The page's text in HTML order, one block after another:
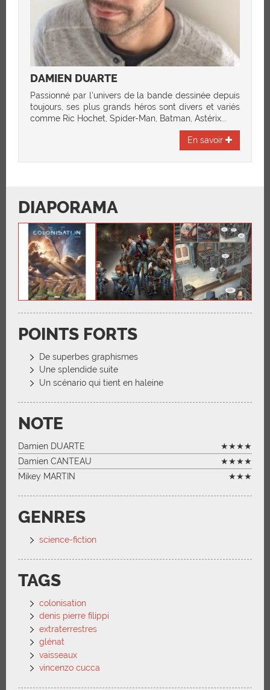
DAMIEN DUARTE
Passionné par l'univers de la bande dessinée depuis
toujours, ses plus grands héros sont divers et variés
comme Ric Hochet, Spider-Man, Batman, Astérix...
En savoir
DIAPORAMA
POINTS FORTS
De superbes graphismes
Une splendide suite
Un scénario qui tient en haleine
NOTE
Damien DUARTE
★★★★
Damien CANTEAU
★★★★
Mikey MARTIN
★★★
GENRES
science-fiction
TAGS
colonisation
denis pierre filippi
extraterrestres
glénat
vaisseaux
vincenzo cucca